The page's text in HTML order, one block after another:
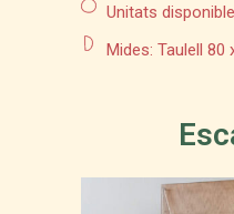
Unitats
Mides: Taulell 80